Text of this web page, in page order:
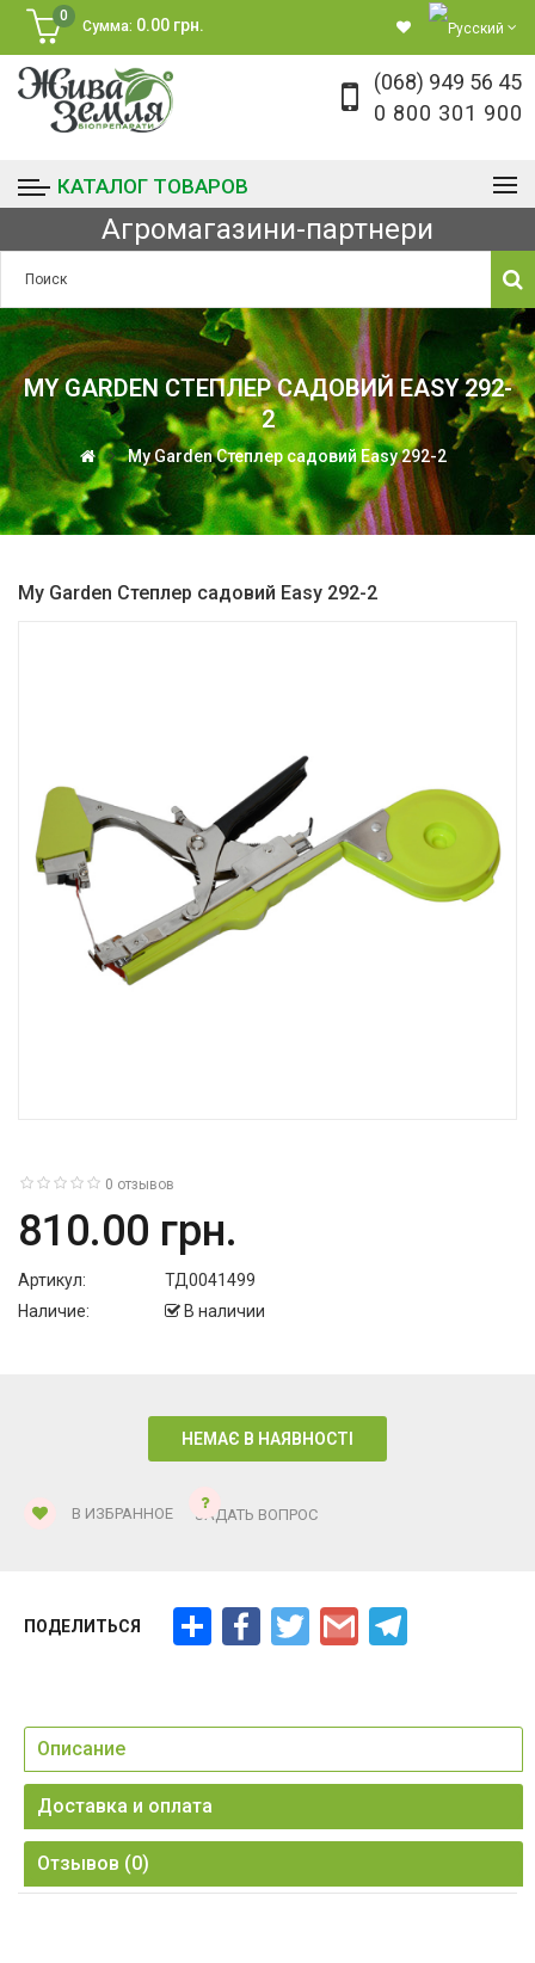
0
Сумма: 0.00 грн.
(068) 949 56 45
0 800 301 900
КАТАЛОГ ТОВАРОВ
Агромагазини-партнери
MY GARDEN СТЕПЛЕР САДОВИЙ EASY 292-
2
My Garden Степлер садовий Easy 292-2
My Garden Степлер садовий Easy 292-2
0 отзывов
810.00 грн.
Артикул:
ТД0041499
Наличие:
В наличии
В ИЗБРАННОЕ ЗАДАТЬ ВОПРОС
ПОДЕЛИТЬСЯ Ресурс FacebookTwitter Gmail
Описание
Доставка и оплата
Отзывов (0)